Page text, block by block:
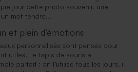
jour cette photo souvenir, une
mot tendre...
et plein d’émotions
personnalisés sont pensés pour
utiles. Le tapis de souris à
parfait : on l’utilise tous les jours, il